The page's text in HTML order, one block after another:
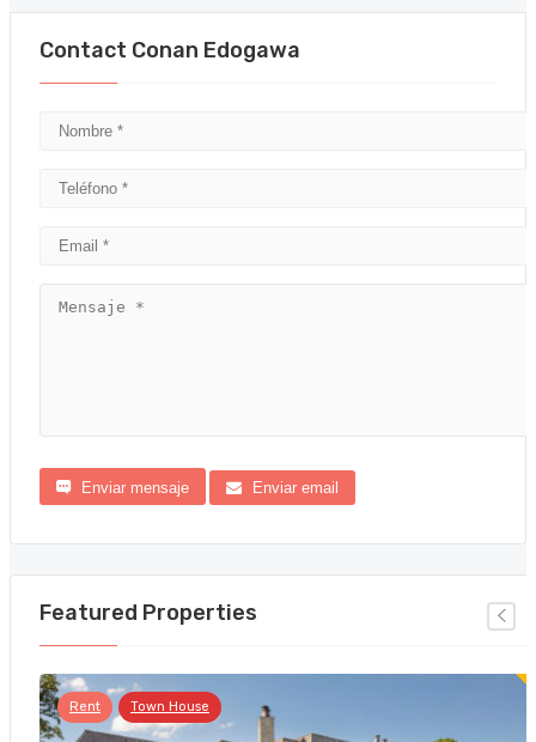
Contact Conan Edogawa
Enviar mensaje Enviar email
Featured Properties
Rent Town House